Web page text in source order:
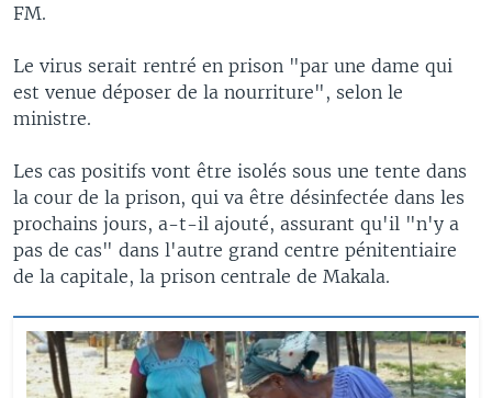
FM.
Le virus serait rentré en prison "par une dame qui
est venue déposer de la nourriture", selon le
ministre.
Les cas positifs vont être isolés sous une tente dans
la cour de la prison, qui va être désinfectée dans les
prochains jours, a-t-il ajouté, assurant qu'il "n'y a
pas de cas" dans l'autre grand centre pénitentiaire
de la capitale, la prison centrale de Makala.